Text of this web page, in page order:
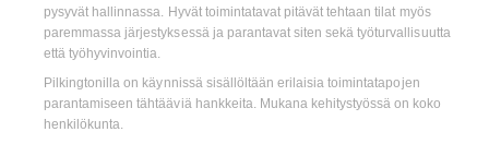
pysyvät hallinnassa. Hyvät toimintatavat pitävät tehtaan tilat myös
paremmassa järjestyksessä ja parantavat siten sekä työturvallisuutta
että työhyvinvointia.
Pilkingtonilla on käynnissä sisällöltään erilaisia toimintatapojen
parantamiseen tähtääviä hankkeita. Mukana kehitystyössä on koko
henkilökunta.